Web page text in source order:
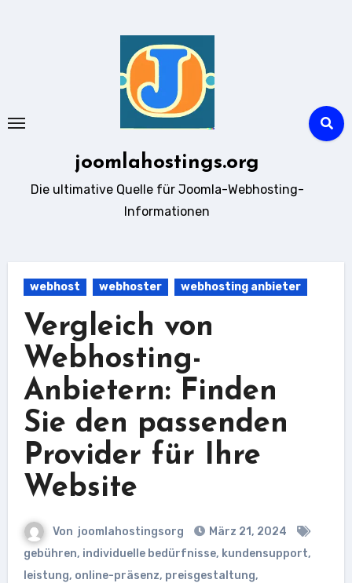
joomlahostings.org
Die ultimative Quelle für Joomla-Webhosting-
Informationen
webhost webhoster webhosting anbieter
Vergleich von
Webhosting-
Anbietern: Finden
Sie den passenden
Provider für Ihre
Website
Von joomlahostingsorg
März 21, 2024
gebühren, individuelle bedürfnisse, kundensupport,
leistung, online-präsenz, preisgestaltung,